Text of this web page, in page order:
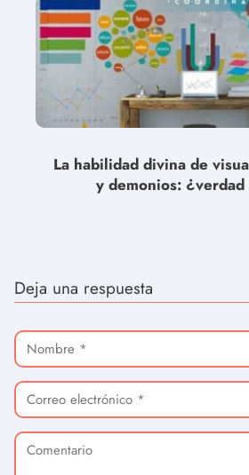
La habilidad divina de
y demonios:
Deja una respuesta